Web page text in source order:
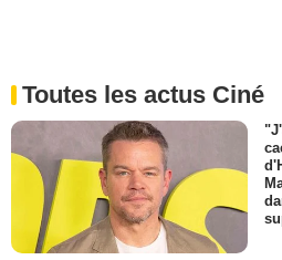
Toutes les actus Ciné